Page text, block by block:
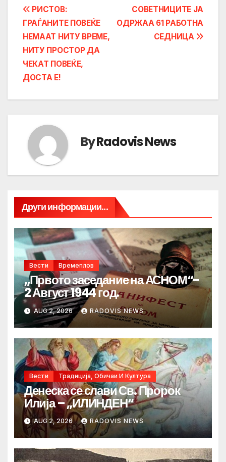
Post
navigation
СОВЕТНИЦИТЕ ЈА
ОДРЖАА 61 РАБОТНА
СЕДНИЦА
РИСТОВ:
ГРАЃАНИТЕ ПОВЕЌЕ
НЕМААТ НИТУ ВРЕМЕ,
НИТУ ПРОСТОР ДА
ЧЕКАТ ПОВЕЌЕ,
ДОСТА Е!
ByRadovis News
Други информации...
Вести Времеплов
„Првото заседание на АСНОМ“-
2 Август 1944 год.
AUG 2, 2026 RADOVIS NEWS
Вести Традиција, Обичаи И Култура
Денеска се слави Св. Пророк
Илија – „ИЛИНДЕН“
AUG 2, 2026 RADOVIS NEWS